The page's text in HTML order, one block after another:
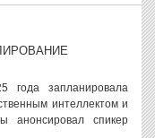
года запланировала
интеллектом и
анонсировал спикер